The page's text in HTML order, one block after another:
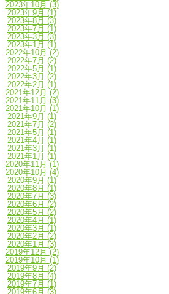
2023年10月 (3)
2023年9月 (1)
2023年8月 (3)
2023年7月 (1)
2023年3月 (3)
2023年1月 (1)
2022年10月 (2)
2022年7月 (2)
2022年5月 (1)
2022年3月 (2)
2022年2月 (1)
2021年12月 (2)
2021年11月 (3)
2021年10月 (1)
2021年9月 (1)
2021年7月 (2)
2021年5月 (1)
2021年4月 (1)
2021年3月 (1)
2021年1月 (1)
2020年11月 (1)
2020年10月 (4)
2020年9月 (1)
2020年8月 (1)
2020年7月 (3)
2020年6月 (2)
2020年5月 (2)
2020年4月 (1)
2020年3月 (1)
2020年2月 (2)
2020年1月 (3)
2019年12月 (2)
2019年10月 (1)
2019年9月 (2)
2019年8月 (4)
2019年7月 (1)
2019年6月 (3)